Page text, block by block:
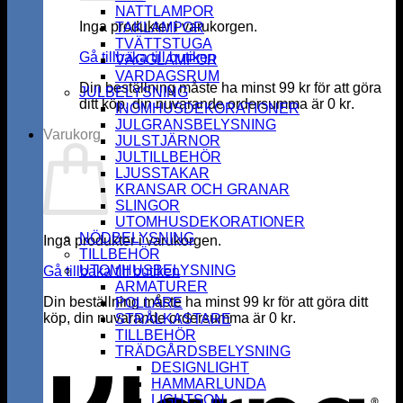
Inga produkter i varukorgen.
Gå tillbaka till butiken
Din beställning måste ha minst99 kr för att göra
ditt köp, din nuvarande ordersumma är 0 kr.
Varukorg
Inga produkter i varukorgen.
Gå tillbaka till butiken
Din beställning måste ha minst99 kr för att göra ditt
köp, din nuvarande ordersumma är 0 kr.
NATTLAMPOR
TAKLAMPOR
TVÄTTSTUGA
VÄGGLAMPOR
VARDAGSRUM
JULBELYSNING
INOMHUSDEKORATIONER
JULGRANSBELYSNING
JULSTJÄRNOR
JULTILLBEHÖR
LJUSSTAKAR
KRANSAR OCH GRANAR
SLINGOR
UTOMHUSDEKORATIONER
NÖDBELYSNING
TILLBEHÖR
UTOMHUSBELYSNING
ARMATURER
POLLARE
STRÅLKASTARE
TILLBEHÖR
TRÄDGÅRDSBELYSNING
DESIGNLIGHT
HAMMARLUNDA
LIGHTSON